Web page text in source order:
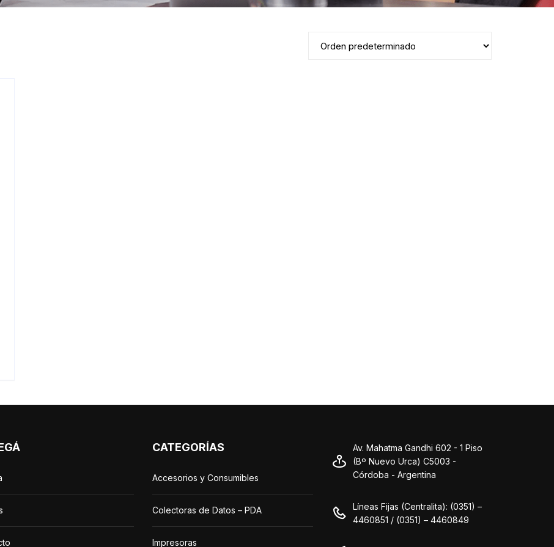
CATEGORÍAS
Accesorios y Consumibles
Colectoras de Datos – PDA
Impresoras
Av. Mahatma Gandhi 602 - 1 Piso
(Bº Nuevo Urca) C5003 -
Córdoba - Argentina
Líneas Fijas (Centralita): (0351) –
4460851 / (0351) – 4460849